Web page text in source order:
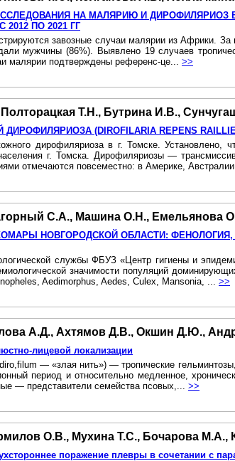
НА МАЛЯРИЮ И ДИРОФИЛЯРИОЗ
ПО 2021 ГГ
завозные случаи малярии из Африки.
мужчины (86%). Выявлено 19 случаев
малярии подтверждены референс-це... >>
Т.Н., Бутрина И.В.,
(DIROFILARIA REPENS
дирофиляриоза в г. Томске.
г. Томска. Дирофиляриозы —
отмечаются повсеместно: в Америке,
С.А., Машина О.Н., Емельянова
НОВГОРОДСКОЙ ОБЛАСТИ:
службы ФБУЗ «Центр гигиены и
значимости популяций
Aedimorphus, Aedes, Culex, Mansonia, ... >>
А.Д., Ахтямов Д.В., Окшин Д.Ю.,
лицевой локализации
— «злая нить») — тропические
период и относительно медленное,
— представители семейства псовых,... >>
О.В., Мухина Т.С., Бочарова
поражение плевры в сочетании с